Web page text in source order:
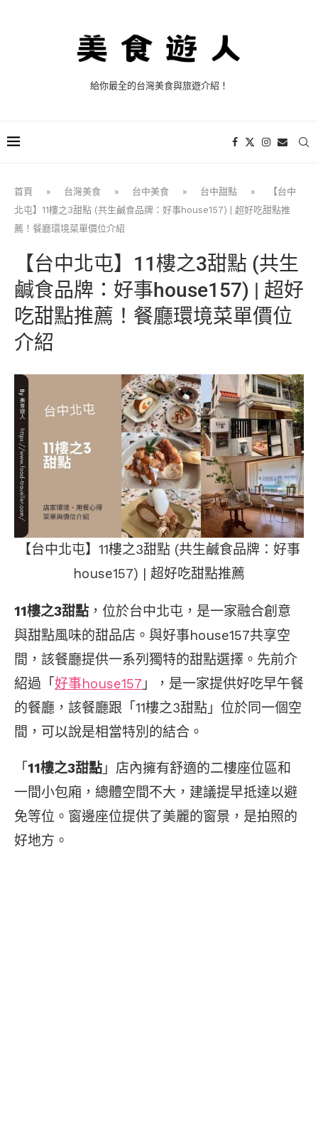
給你最全的台灣美食與旅遊介紹！
首頁 » 台灣美食 » 台中美食 » 台中甜點 »
【台中
北屯】11樓之3甜點 (共生鹹食品牌：好事house157) | 超好吃甜點推
薦！餐廳環境菜單價位介紹
【台中北屯】11樓之3甜點 (共生
鹹食品牌：好事house157) | 超好
吃甜點推薦！餐廳環境菜單價位
介紹
【台中北屯】11樓之3甜點 (共生鹹食品牌：好事
house157) | 超好吃甜點推薦
11樓之3甜點 ，位於台中北屯，是一家融合創意
與甜點風味的甜品店。與好事house157共享空
間，該餐廳提供一系列獨特的甜點選擇。先前介
紹過「 好事house157 」，是一家提供好吃早午餐
的餐廳，該餐廳跟「11樓之3甜點」位於同一個空
間，可以說是相當特別的結合。
「 11樓之3甜點 」店內擁有舒適的二樓座位區和
一間小包廂，總體空間不大，建議提早抵達以避
免等位。窗邊座位提供了美麗的窗景，是拍照的
好地方。